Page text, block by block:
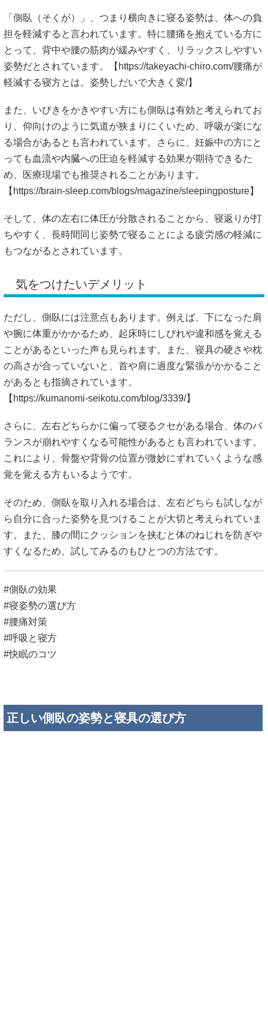
「側臥（そくが）」、つまり横向きに寝る姿勢は、体への負
担を軽減すると言われています。特に腰痛を抱えている方に
とって、背中や腰の筋肉が緩みやすく、リラックスしやすい
姿勢だとされています。【 https://takeyachi-chiro.com/腰痛が
軽減する寝方とは。姿勢しだいで大きく変/】
また、いびきをかきやすい方にも側臥は有効と考えられてお
り、仰向けのように気道が狭まりにくいため、呼吸が楽にな
る場合があるとも言われています。さらに、妊娠中の方にと
っても血流や内臓への圧迫を軽減する効果が期待できるた
め、医療現場でも推奨されることがあります。
【 https://brain-sleep.com/blogs/magazine/sleepingposture】
そして、体の左右に体圧が分散されることから、寝返りが打
ちやすく、長時間同じ姿勢で寝ることによる疲労感の軽減に
もつながるとされています。
気をつけたいデメリット
ただし、側臥には注意点もあります。例えば、下になった肩
や腕に体重がかかるため、起床時にしびれや違和感を覚える
ことがあるといった声も見られます。また、寝具の硬さや枕
の高さが合っていないと、首や肩に過度な緊張がかかること
があるとも指摘されています。
【 https://kumanomi-seikotu.com/blog/3339/】
さらに、左右どちらかに偏って寝るクセがある場合、体のバ
ランスが崩れやすくなる可能性があるとも言われています。
これにより、骨盤や背骨の位置が微妙にずれていくような感
覚を覚える方もいるようです。
そのため、側臥を取り入れる場合は、左右どちらも試しなが
ら自分に合った姿勢を見つけることが大切と考えられていま
す。また、膝の間にクッションを挟むと体のねじれを防ぎや
すくなるため、試してみるのもひとつの方法です。
#側臥の効果
#寝姿勢の選び方
#腰痛対策
#呼吸と寝方
#快眠のコツ
正しい側臥の姿勢と寝具の選び方